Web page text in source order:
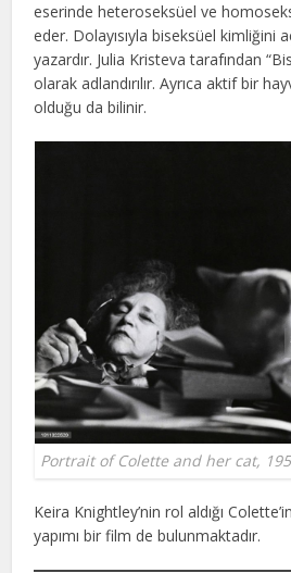
eserinde heteroseksüel ve
eder. Dolayısıyla biseksüel kimliğini
yazardır. Julia Kristeva tarafından
olarak adlandırılır. Ayrıca aktif bir
olduğu da bilinir.
Portrait of Colette and her cat,
Keira Knightley’nin rol aldığı
yapımı bir film de bulunmaktadır.